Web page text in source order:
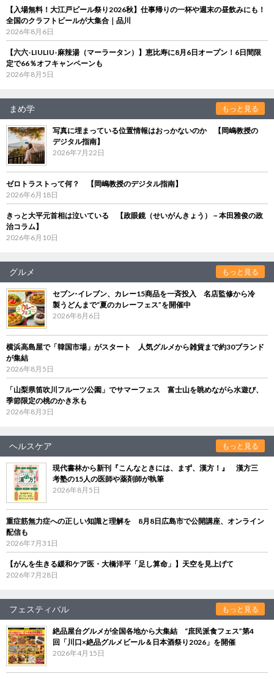
【入場無料！大江戸ビール祭り2026秋】仕事帰りの一杯や週末の昼飲みにも！
全国のクラフトビールが大集合｜品川
2026年8月6日
【六六-LIULIU-麻辣湯（マーラータン）】恵比寿に8月6日オープン！6日間限
定で66％オフキャンペーンも
2026年8月5日
まめ学 もっと見る
写真に埋まっている位置情報はおっかないのか 【岡嶋教授の
デジタル指南】
2026年7月22日
ゼロトラストって何？ 【岡嶋教授のデジタル指南】
2026年6月18日
きっと大平元首相は泣いている 【政眼鏡（せいがんきょう）－本田雅俊の政
治コラム】
2026年6月10日
グルメ もっと見る
セブン‐イレブン、カレー15商品を一斉投入 名店監修から冷
製うどんまで“夏のカレーフェス”を開催中
2026年8月6日
横浜高島屋で「韓国市場」がスタート 人気グルメから雑貨まで約30ブランド
が集結
2026年8月5日
「山梨県笛吹川フルーツ公園」でサマーフェス 富士山を眺めながら水遊び、
季節限定の桃のかき氷も
2026年8月3日
ヘルスケア もっと見る
現代書林から新刊『こんなときには、まず、漢方！』 漢方三
考塾の15人の医師や薬剤師が執筆
2026年8月5日
重症筋無力症への正しい知識と理解を 8月8日広島市で公開講座、オンライン
配信も
2026年7月31日
【がんを生きる緩和ケア医・大橋洋平「足し算命」】天空を見上げて
2026年7月28日
フェスティバル もっと見る
絶品屋台グルメが全国各地から大集結 “庶民派食フェス”第4
回「川口×絶品グルメビール＆日本酒祭り2026」を開催
2026年4月15日